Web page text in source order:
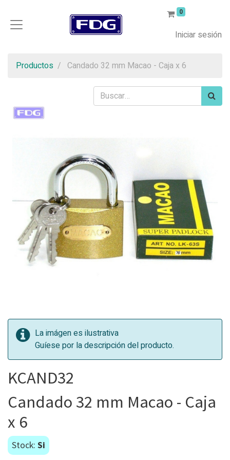
0
Iniciar sesión
Productos Candado 32 mm Macao - Caja x 6
La imágen es ilustrativa
Guíese por la descripción del producto.
KCAND32
Candado 32 mm Macao - Caja
x 6
Stock: Si